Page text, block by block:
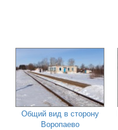
Общий вид в сторону
Воропаево